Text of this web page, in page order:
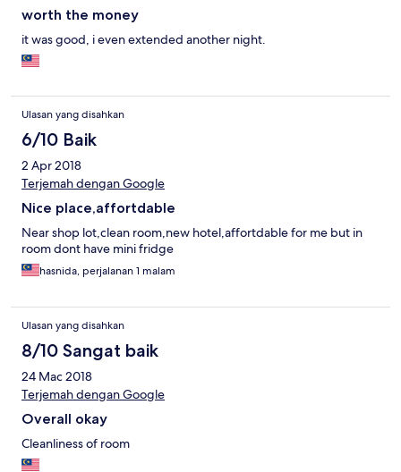
worth the money
it was good, i even extended another night.
Ulasan yang disahkan
6/10 Baik
2 Apr 2018
Terjemah dengan Google
Nice place,affortdable
Near shop lot,clean room,new hotel,affortdable for me but in
room dont have mini fridge
hasnida, perjalanan 1 malam
Ulasan yang disahkan
8/10 Sangat baik
24 Mac 2018
Terjemah dengan Google
Overall okay
Cleanliness of room